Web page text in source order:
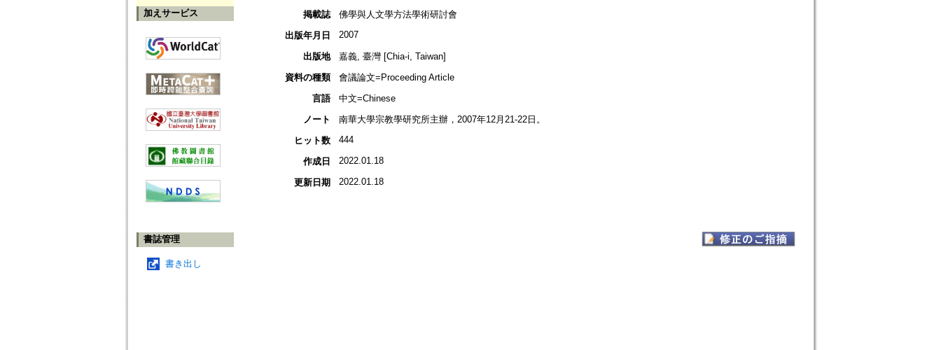
加えサービス
書誌管理
書き出し
掲載誌
佛學與人文學方法學術研討會
出版年月日
2007
出版地
嘉義, 臺灣 [Chia-i, Taiwan]
資料の種類
會議論文=Proceeding Article
言語
中文=Chinese
ノート
南華大學宗教學研究所主辦，2007年12月21-22日。
ヒット数
444
作成日 2022.01.18
更新日期 2022.01.18